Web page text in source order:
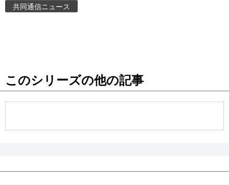
東京
共同通信ニュース
このシリーズの他の記事